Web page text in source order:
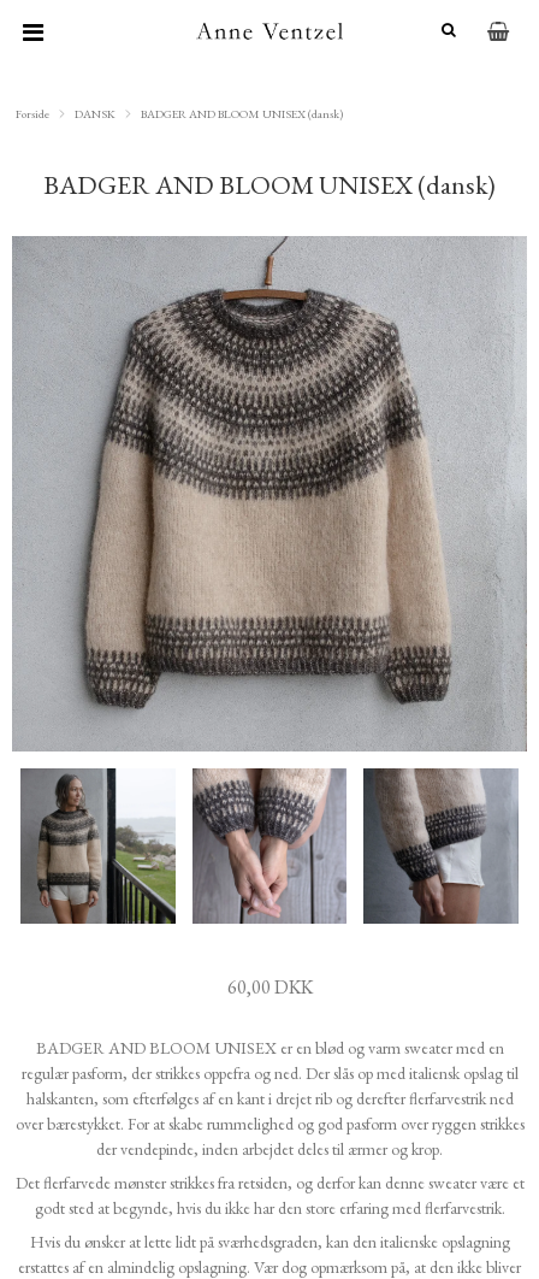
Forside DANSK BADGER AND BLOOM UNISEX (dansk)
BADGER AND BLOOM UNISEX (dansk)
60,00 DKK
BADGER AND BLOOM UNISEX er en blød og varm sweater med en
regulær pasform, der strikkes oppefra og ned. Der slås op med italiensk opslag til
halskanten, som efterfølges af en kant i drejet rib og derefter flerfarvestrik ned
over bærestykket. For at skabe rummelighed og god pasform over ryggen strikkes
der vendepinde, inden arbejdet deles til ærmer og krop.
Det flerfarvede mønster strikkes fra retsiden, og derfor kan denne sweater være et
godt sted at begynde, hvis du ikke har den store erfaring med flerfarvestrik.
Hvis du ønsker at lette lidt på sværhedsgraden, kan den italienske opslagning
erstattes af en almindelig opslagning. Vær dog opmærksom på, at den ikke bliver